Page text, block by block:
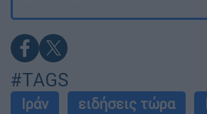
#TAGS
Ιράν ειδήσεις τώρα